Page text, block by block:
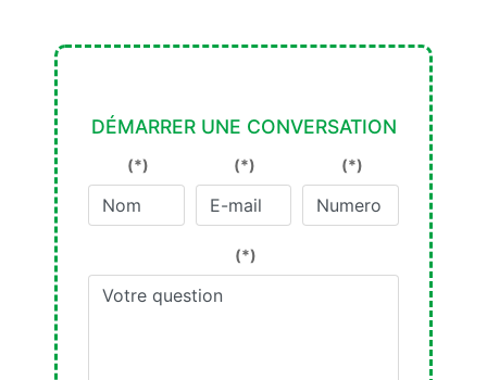
DÉMARRER UNE CONVERSATION
(*) (*) (*)
(*)